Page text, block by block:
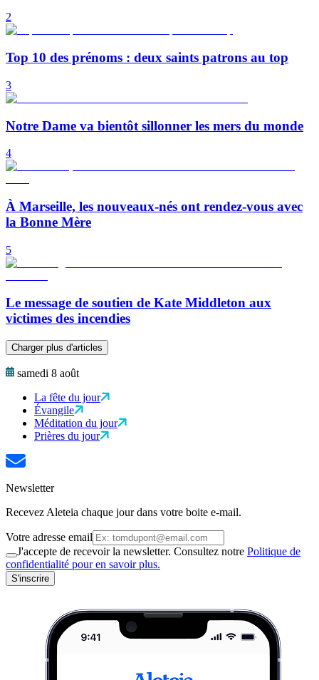
2
Top 10 des prénoms : deux saints patrons au top
3
Notre Dame va bientôt sillonner les mers du monde
4
À Marseille, les nouveaux-nés ont rendez-vous avec
la Bonne Mère
5
Le message de soutien de Kate Middleton aux
victimes des incendies
Charger plus d'articles
samedi 8 août
La fête du jour
Évangile
Méditation du jour
Prières du jour
Newsletter
Recevez Aleteia chaque jour dans votre boite e-mail.
Votre adresse email
J'accepte de recevoir la newsletter. Consultez notre Politique de
confidentialité pour en savoir plus.
S'inscrire